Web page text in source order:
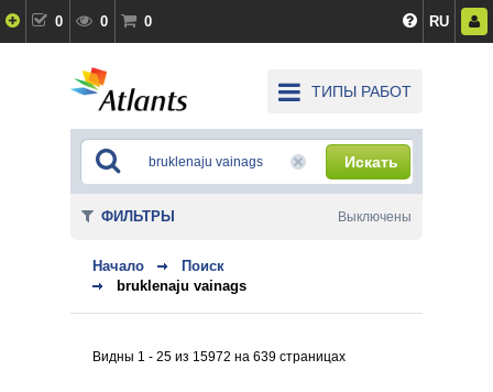
0 0 0 RU
ТИПЫ РАБОТ
Искать
Начало
Поиск
bruklenaju vainags
Видны 1 - 25 из 15972 на 639 страницах
ФИЛЬТРЫ Выключены